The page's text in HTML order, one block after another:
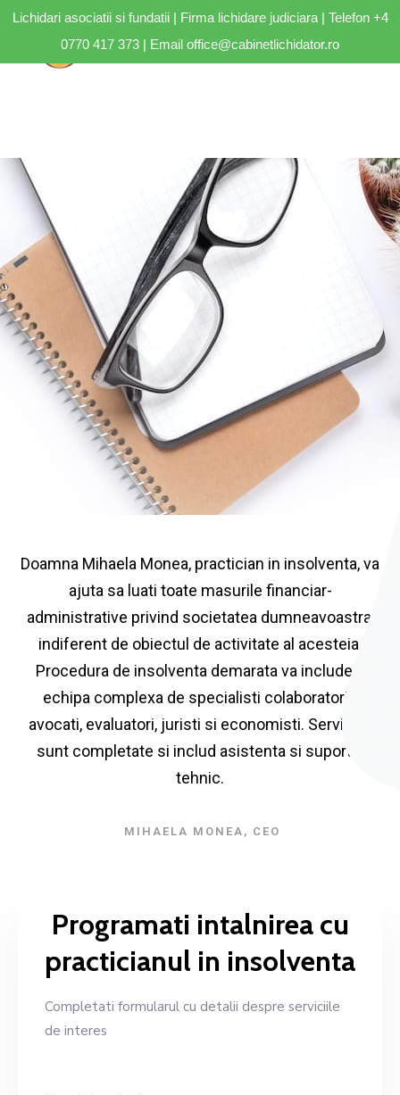
Lichidari asociatii si fundatii | Firma lichidare judiciara | Telefon +4
0770 417 373 | Email office@cabinetlichidator.ro
Doamna Mihaela Monea, practician in insolventa, va
ajuta sa luati toate masurile financiar-
administrative privind societatea dumneavoastra,
indiferent de obiectul de activitate al acesteia.
Procedura de insolventa demarata va include o
echipa complexa de specialisti colaboratori -
avocati, evaluatori, juristi si economisti. Serviciile
sunt completate si includ asistenta si suportul
tehnic.
MIHAELA MONEA, CEO
Programati intalnirea cu
practicianul in insolventa
Completati formularul cu detalii despre serviciile
de interes